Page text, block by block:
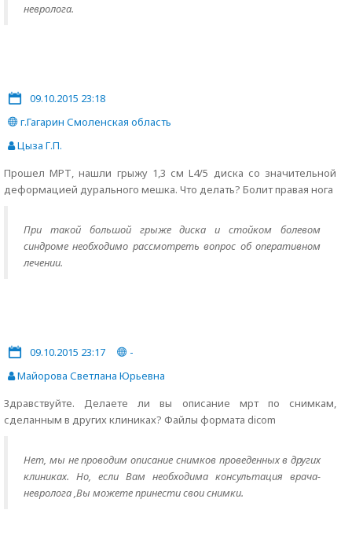
невролога.
09.10.2015 23:18
г.Гагарин Смоленская область
Цыза Г.П.
Прошел МРТ, нашли грыжу 1,3 см L4/5 диска со значительной
деформацией дурального мешка. Что делать? Болит правая нога
При такой большой грыже диска и стойком болевом
синдроме необходимо рассмотреть вопрос об оперативном
лечении.
09.10.2015 23:17
-
Майорова Светлана Юрьевна
Здравствуйте. Делаете ли вы описание мрт по снимкам,
сделанным в других клиниках? Файлы формата dicom
Нет, мы не проводим описание снимков проведенных в других
клиниках. Но, если Вам необходима консультация врача-
невролога ,Вы можете принести свои снимки.